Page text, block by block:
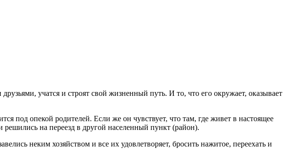
учатся и строят свой жизненный путь. И то, что его окружает, оказывает
под опекой родителей. Если же он чувствует, что там, где живет в настоящее
решились на переезд в другой населенный пункт (район).
неким хозяйством и все их удовлетворяет, бросить нажитое, переехать и